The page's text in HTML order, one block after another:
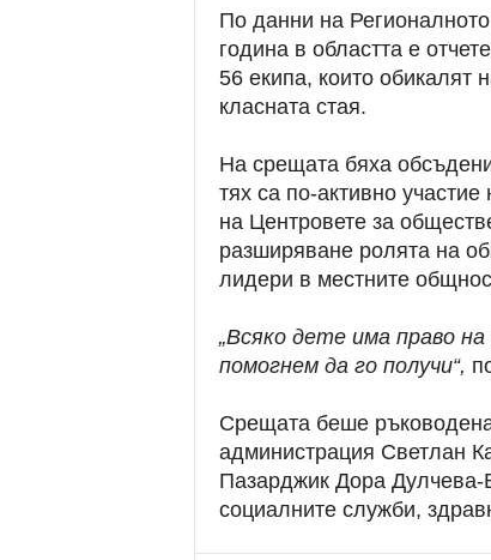
По данни на
година в областта е
56 екипа, които обикалят
класната стая.
На срещата бяха
тях са по-активно
на Центровете за
разширяване ролята на
лидери в местните
„Всяко дете има право
помогнем да го получи“,
Срещата беше ръководена
администрация Светлан
Пазарджик Дора Дулчева-
социалните служби,